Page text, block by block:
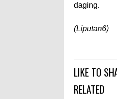
daging.
(Liputan6)
LIKE TO
RELATED